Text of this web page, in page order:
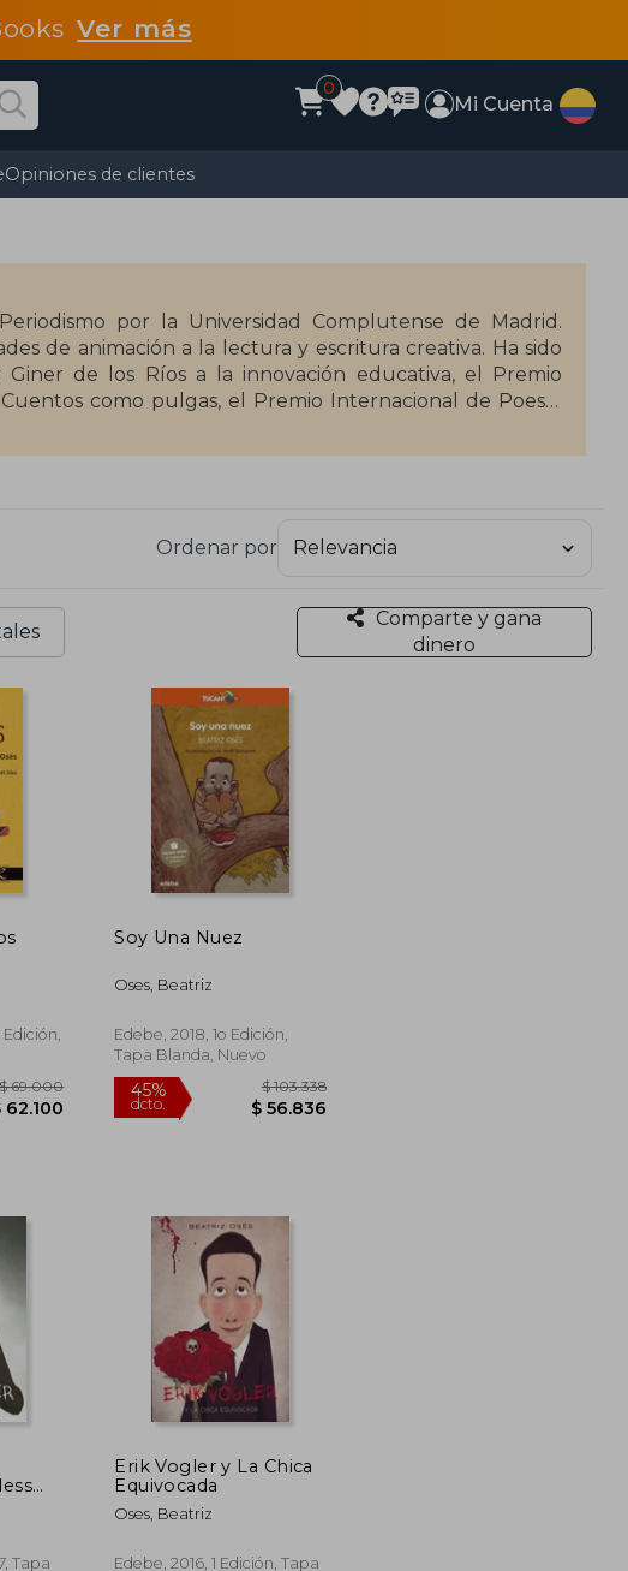
Ver más
0
Mi Cuenta
Opiniones de clientes
por la Universidad Complutense de Madrid.
de animación a la lectura y escritura creativa. Ha sido
de los Ríos a la innovación educativa, el Premio
como pulgas, el Premio Internacional de Poesía
del oso hormiguero y el Premio de Novela Juvenil La
fue finalista del Premio Nacional de Literatura Infantil y
Infantil con Soy una nuez. Beatriz Osés también
que cuenta con ocho títulos publicados.
Ordenar por
Comparte y gana
dinero
$ 62.100
Soy Una Nuez
Oses, Beatriz
Edebe, 2018, 1o Edición,
Tapa Blanda, Nuevo
45%
Tapa
Erik Vogler y La Chica
Equivocada
Oses, Beatriz
Edebe, 2016, 1 Edición, Tapa